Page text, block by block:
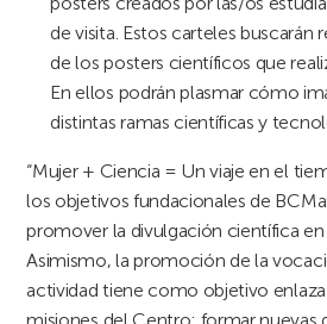
de visita. Estos carteles buscarán
de los posters científicos que
En ellos podrán plasmar cómo
distintas ramas científicas y
“Mujer + Ciencia = Un viaje en el
los objetivos fundacionales de
promover la divulgación científica en
Asimismo, la promoción de la
actividad tiene como objetivo